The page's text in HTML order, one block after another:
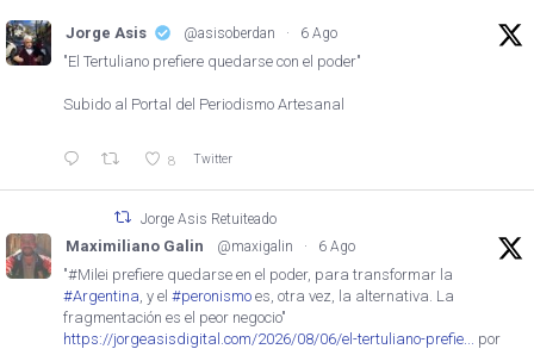
Jorge Asis @asisoberdan · 6 Ago
"El Tertuliano prefiere quedarse con el poder"
Subido al Portal del Periodismo Artesanal
8 Twitter
Jorge Asis Retuiteado
Maximiliano Galin @maxigalin · 6 Ago
"#Milei prefiere quedarse en el poder, para transformar la
#Argentina , y el #peronismo es, otra vez, la alternativa. La
fragmentación es el peor negocio"
https://jorgeasisdigital.com/2026/08/06/el-tertuliano-prefie...
por